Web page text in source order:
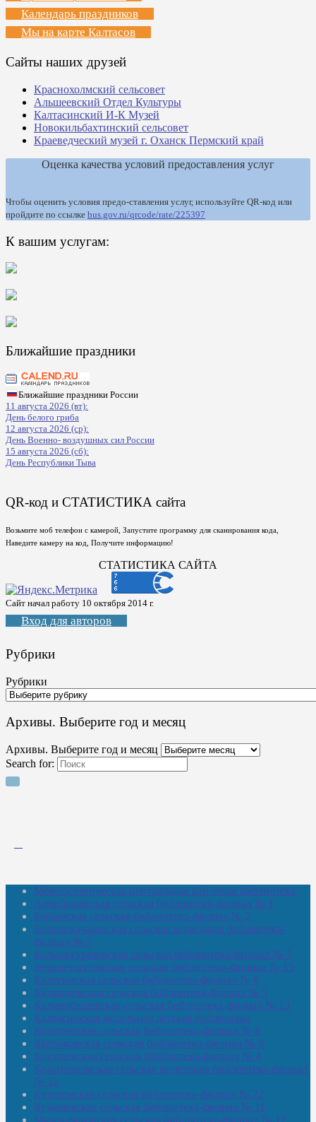
Календарь праздников
Мы на карте Калтасов
Сайты наших друзей
Краснохолмский сельсовет
Альшеевский Отдел Культуры
Калтасинский И-К Музей
Новокильбахтинский сельсовет
Краеведческий музей г. Оханск Пермский край
Оценка качества условий предоставления услуг
Чтобы оценить условия предо-ставления услуг, используйте QR-код или
пройдите по ссылке bus.gov.ru/qrcode/rate/225397
К вашим услугам:
Ближайшие праздники
Ближайшие праздники России
11 августа 2026 (вт):
День белого гриба
12 августа 2026 (ср):
День Военно- воздушных сил России
15 августа 2026 (сб):
День Республики Тыва
QR-код и СТАТИСТИКА сайта
Возьмите моб телефон с камерой, Запустите программу для сканирования кода,
Наведите камеру на код, Получите информацию!
СТАТИСТИКА САЙТА
Сайт начал работу 10 октября 2014 г.
Вход для авторов
Рубрики
Рубрики
Архивы. Выберите год и месяц
Архивы. Выберите год и месяц
Search for:
Межпоселенческая центральная районная библиотека
Амзибашевская сельская библиотека-филиал № 1
Бабаевская сельская библиотека-филиал № 2
Большекачаковская сельская модельная библиотека-
филиал № 7
Большекуразовская сельская библиотека-филиал № 3
Верхнетыхтемская сельская библиотека-филиал № 15
Калегинская сельская библиотека-филиал № 6
Калмашевская сельская библиотека-филиал № 5
Калмиябашевская сельская библиотека-филиал № 13
Калтасинская модельная детская библиотека
Кельтеевская сельская библиотека-филиал № 8
Киебаковская сельская библиотека-филиал № 9
Кокушевская сельская библиотека-филиал № 4
Краснохолмская сельская модельная библиотека-филиал
№ 21
Кутеремская сельская библиотека-филиал № 22
Кучашевская сельская библиотека-филиал № 11